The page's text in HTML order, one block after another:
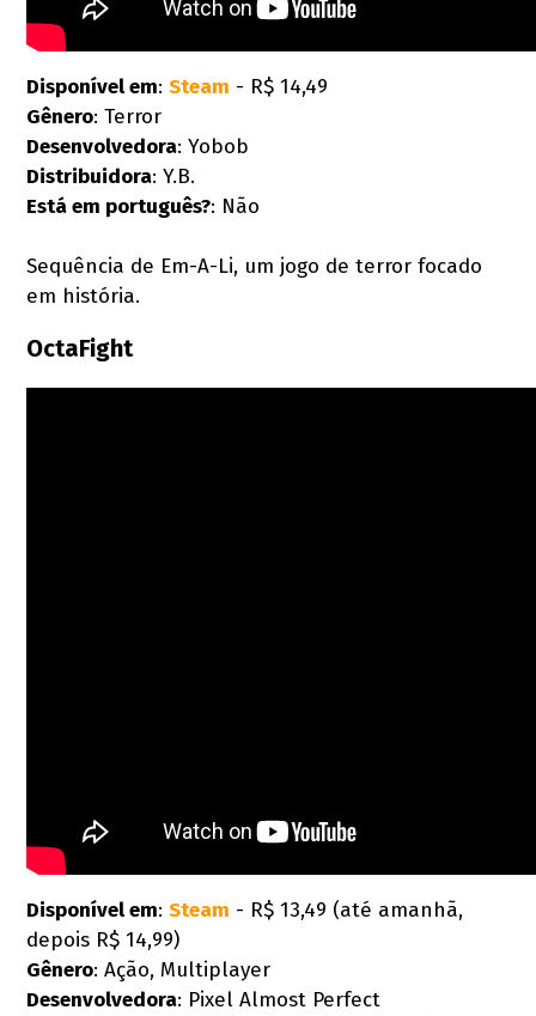
Disponível em:Steam - R$ 14,49
Gênero: Terror
Desenvolvedora: Yobob
Distribuidora: Y.B.
Está em português?: Não
Sequência de Em-A-Li, um jogo de terror focado
em história.
OctaFight
Disponível em:Steam - R$ 13,49 (até amanhã,
depois R$ 14,99)
Gênero: Ação, Multiplayer
Desenvolvedora: Pixel Almost Perfect